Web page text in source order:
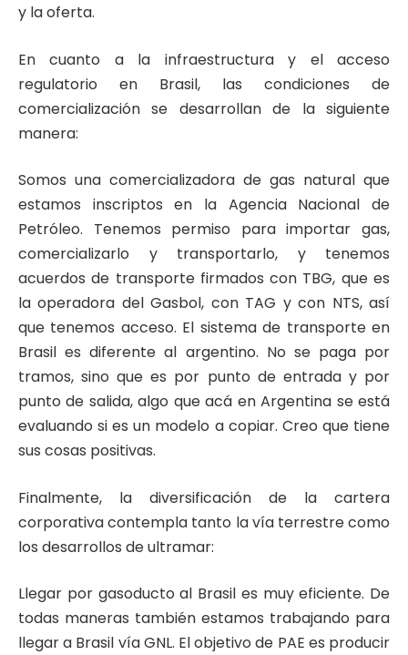
y la oferta.
En cuanto a la infraestructura y el acceso
regulatorio en Brasil, las condiciones de
comercialización se desarrollan de la siguiente
manera:
Somos una comercializadora de gas natural que
estamos inscriptos en la Agencia Nacional de
Petróleo. Tenemos permiso para importar gas,
comercializarlo y transportarlo, y tenemos
acuerdos de transporte firmados con TBG, que es
la operadora del Gasbol, con TAG y con NTS, así
que tenemos acceso. El sistema de transporte en
Brasil es diferente al argentino. No se paga por
tramos, sino que es por punto de entrada y por
punto de salida, algo que acá en Argentina se está
evaluando si es un modelo a copiar. Creo que tiene
sus cosas positivas.
Finalmente, la diversificación de la cartera
corporativa contempla tanto la vía terrestre como
los desarrollos de ultramar:
Llegar por gasoducto al Brasil es muy eficiente. De
todas maneras también estamos trabajando para
llegar a Brasil vía GNL. El objetivo de PAE es producir